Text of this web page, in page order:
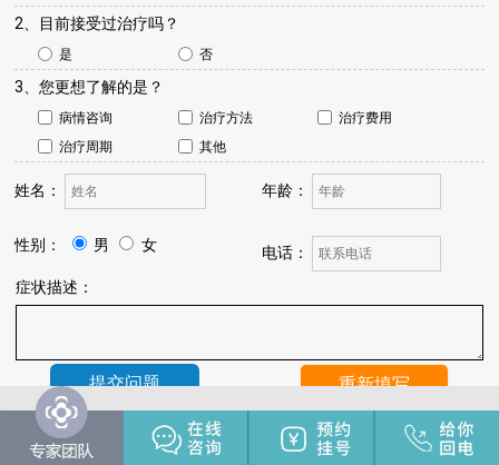
2、目前接受过治疗吗？
是 否
3、您更想了解的是？
病情咨询 治疗方法
治疗费用
治疗周期
其他
姓名： 年龄：
性别： 男 女
电话：
症状描述：
温馨提示：
我院将于24小时内与您联系，请保持手机畅通，注
意来电。